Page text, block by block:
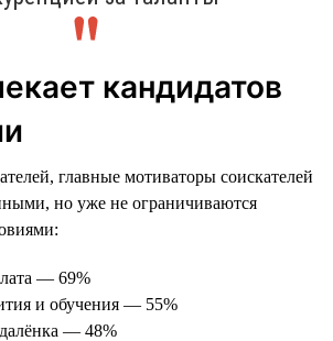
кандидатов
главные мотиваторы соискателей
но уже не ограничиваются
— 69%
и обучения — 55%
— 48%